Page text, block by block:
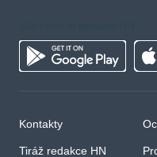
Kontakty
Tiráž redakce HN